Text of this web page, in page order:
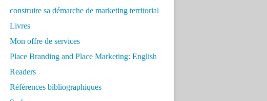
construire sa démarche de marketing territorial
Livres
Mon offre de services
Place Branding and Place Marketing: English
Readers
Références bibliographiques